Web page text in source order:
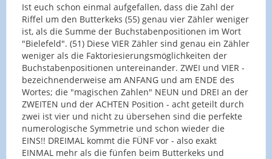
Ist euch schon einmal aufgefallen, dass die Zahl der
Riffel um den Butterkeks (55) genau vier Zähler weniger
ist, als die Summe der Buchstabenpositionen im Wort
"Bielefeld". (51) Diese VIER Zähler sind genau ein Zähler
weniger als die Faktoriesierungsmöglichkeiten der
Buchstabenpositionen untereinander. ZWEI und VIER -
bezeichnenderweise am ANFANG und am ENDE des
Wortes; die "magischen Zahlen" NEUN und DREI an der
ZWEITEN und der ACHTEN Position - acht geteilt durch
zwei ist vier und nicht zu übersehen sind die perfekte
numerologische Symmetrie und schon wieder die
EINS!! DREIMAL kommt die FÜNF vor - also exakt
EINMAL mehr als die fünfen beim Butterkeks und